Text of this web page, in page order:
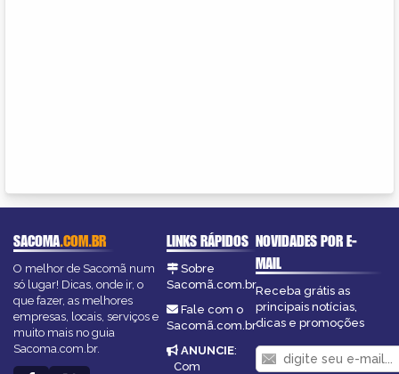
SACOMA.COM.BR
O melhor de Sacomã num
só lugar! Dicas, onde ir, o
que fazer, as melhores
empresas, locais, serviços e
muito mais no guia
Sacoma.com.br.
LINKS RÁPIDOS
Sobre
Sacomã.com.br
Fale com o
Sacomã.com.br
ANUNCIE:
Com
NOVIDADES POR E-
MAIL
Receba grátis as
principais notícias,
dicas e promoções